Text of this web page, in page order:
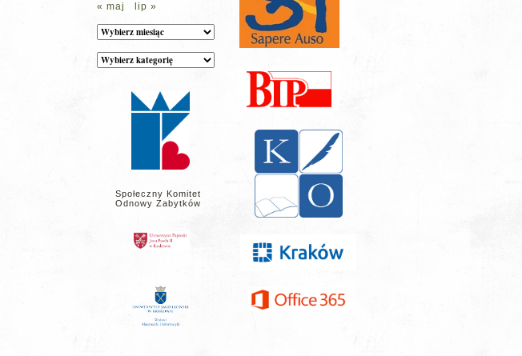
« maj lip »
Archiwum
Kategorie
wpisów
Społeczny Komitet
Odnowy Zabytków